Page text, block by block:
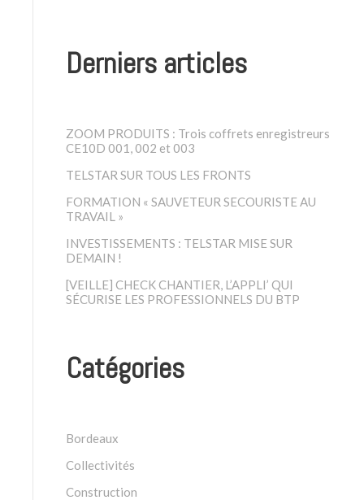
Derniers articles
ZOOM PRODUITS : Trois coffrets enregistreurs
CE10D 001, 002 et 003
TELSTAR SUR TOUS LES FRONTS
FORMATION « SAUVETEUR SECOURISTE AU
TRAVAIL »
INVESTISSEMENTS : TELSTAR MISE SUR
DEMAIN !
[VEILLE] CHECK CHANTIER, L’APPLI’ QUI
SÉCURISE LES PROFESSIONNELS DU BTP
Catégories
Bordeaux
Collectivités
Construction